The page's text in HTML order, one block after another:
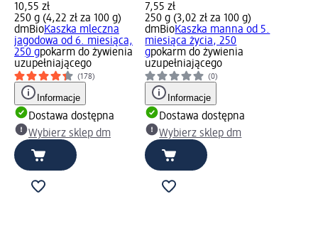
10,55 zł
250 g (4,22 zł za 100 g)
dmBioKaszka mleczna
jagodowa od 6. miesiąca,
250 gpokarm do żywienia
uzupełniającego
(178)
Informacje
Dostawa dostępna
Wybierz sklep dm
7,55 zł
250 g (3,02 zł za 100 g)
dmBioKaszka manna od 5.
miesiąca życia, 250
gpokarm do żywienia
uzupełniającego
(0)
Informacje
Dostawa dostępna
Wybierz sklep dm